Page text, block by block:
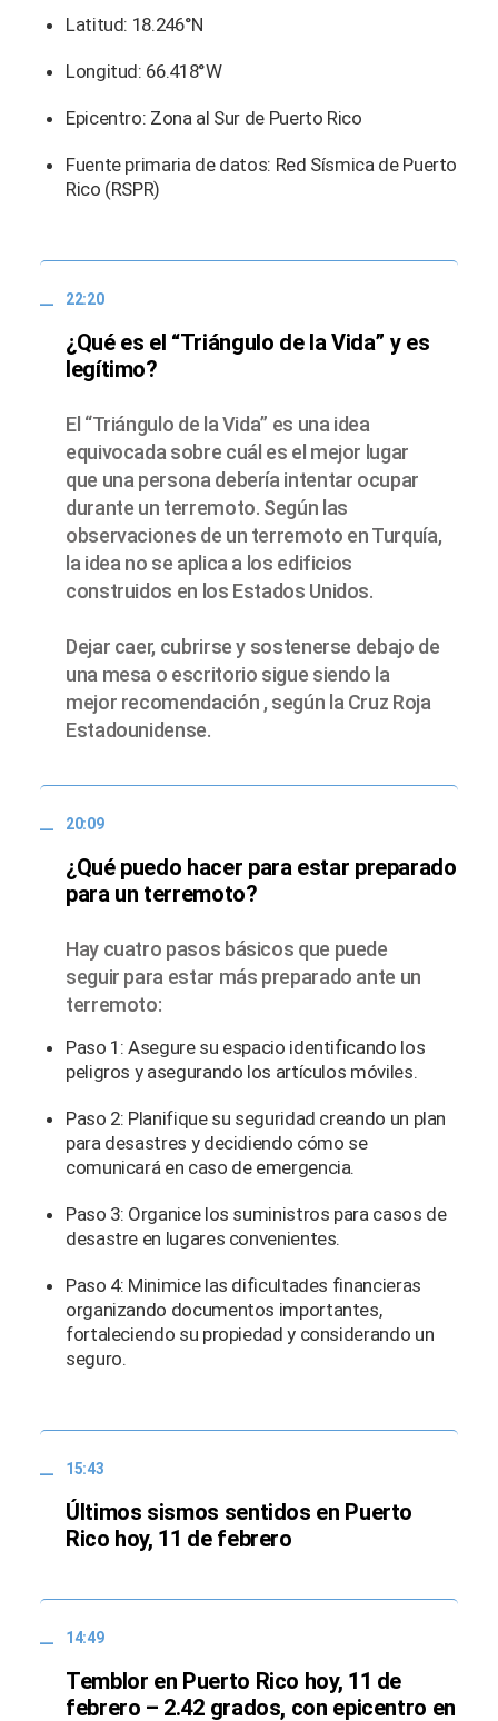
Latitud: 18.246°N
Longitud: 66.418°W
Epicentro: Zona al Sur de Puerto Rico
Fuente primaria de datos: Red Sísmica de Puerto
Rico (RSPR)
22:20
¿Qué es el “Triángulo de la Vida” y es
legítimo?
El “Triángulo de la Vida” es una idea
equivocada sobre cuál es el mejor lugar
que una persona debería intentar ocupar
durante un terremoto. Según las
observaciones de un terremoto en Turquía,
la idea no se aplica a los edificios
construidos en los Estados Unidos.
Dejar caer, cubrirse y sostenerse debajo de
una mesa o escritorio sigue siendo la
mejor recomendación , según la Cruz Roja
Estadounidense.
20:09
¿Qué puedo hacer para estar preparado
para un terremoto?
Hay cuatro pasos básicos que puede
seguir para estar más preparado ante un
terremoto:
Paso 1: Asegure su espacio identificando los
peligros y asegurando los artículos móviles.
Paso 2: Planifique su seguridad creando un plan
para desastres y decidiendo cómo se
comunicará en caso de emergencia.
Paso 3: Organice los suministros para casos de
desastre en lugares convenientes.
Paso 4: Minimice las dificultades financieras
organizando documentos importantes,
fortaleciendo su propiedad y considerando un
seguro.
15:43
Últimos sismos sentidos en Puerto
Rico hoy, 11 de febrero
14:49
Temblor en Puerto Rico hoy, 11 de
febrero – 2.42 grados, con epicentro en